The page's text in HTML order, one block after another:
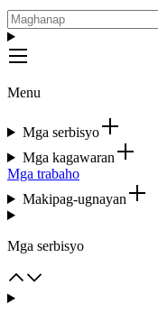
Menu
Mga serbisyo
Mga kagawaran
Mga trabaho
Makipag-ugnayan
Mga serbisyo